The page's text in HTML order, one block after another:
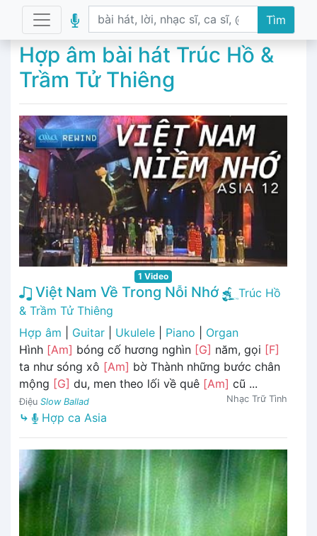
Tìm
Hợp âm bài hát Trúc Hồ &
Trầm Tử Thiêng
1 Video
Việt Nam Về Trong Nỗi Nhớ
Trúc Hồ
& Trầm Tử Thiêng
Hợp âm
Guitar Ukulele Piano
Organ
Hình [Am] bóng cố hương nghìn [G] năm, gọi [F]
ta như sóng xô [Am] bờ Thành những bước chân
mộng [G] du, men theo lối về quê [Am] cũ ...
Điệu Slow Ballad Nhạc Trữ Tình
⤷ Hợp ca Asia